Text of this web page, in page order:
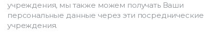
учреждения, мы также можем получать Ваши
персональные данные через эти посреднические
учреждения.